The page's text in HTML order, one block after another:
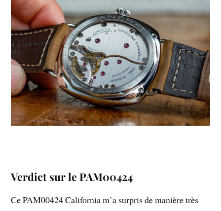
Verdict sur le PAM00424
Ce PAM00424 California m’a surpris de manière très